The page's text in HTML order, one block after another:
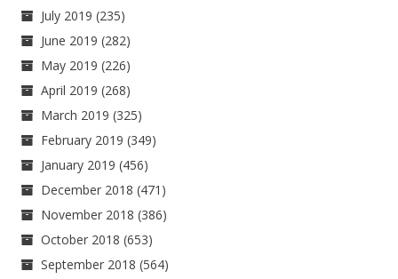
July 2019 (235)
June 2019 (282)
May 2019 (226)
April 2019 (268)
March 2019 (325)
February 2019 (349)
January 2019 (456)
December 2018 (471)
November 2018 (386)
October 2018 (653)
September 2018 (564)